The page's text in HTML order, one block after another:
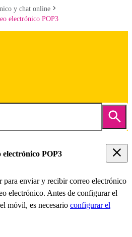
y chat online
electrónico POP3
POP3
enviar y recibir correo electrónico
electrónico. Antes de configurar el
móvil, es necesario configurar el